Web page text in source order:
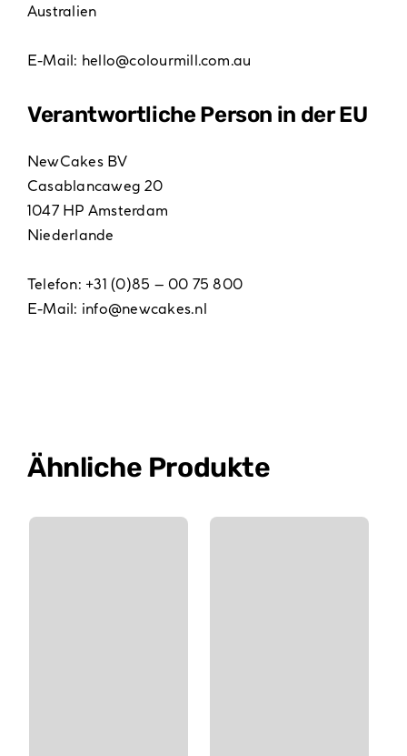
Australien
E-Mail: hello@colourmill.com.au
Verantwortliche Person in der EU
NewCakes BV
Casablancaweg 20
1047 HP Amsterdam
Niederlande
Telefon: +31 (0)85 – 00 75 800
E-Mail: info@newcakes.nl
Ähnliche Produkte